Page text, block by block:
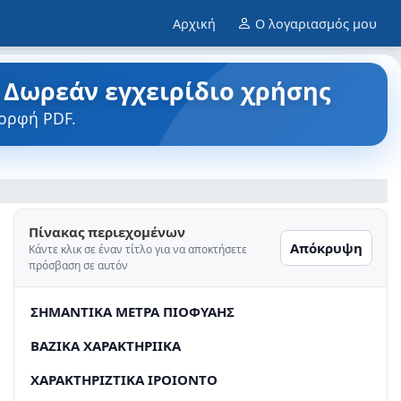
Αρχική Ο λογαριασμός μου
εγχειρίδιο χρήσης
PDF.
Πίνακας περιεχομένων
Κάντε κλικ σε έναν τίτλο για να αποκτήσετε
πρόσβαση σε αυτόν
Απόκρυψη
ΣHMANTIKA METPA ΠΙΟΦΥΑΗΣ
BAZIKA XAPAKTHPIIKA
XAPAKTHPIZTIKA IPOIONTO